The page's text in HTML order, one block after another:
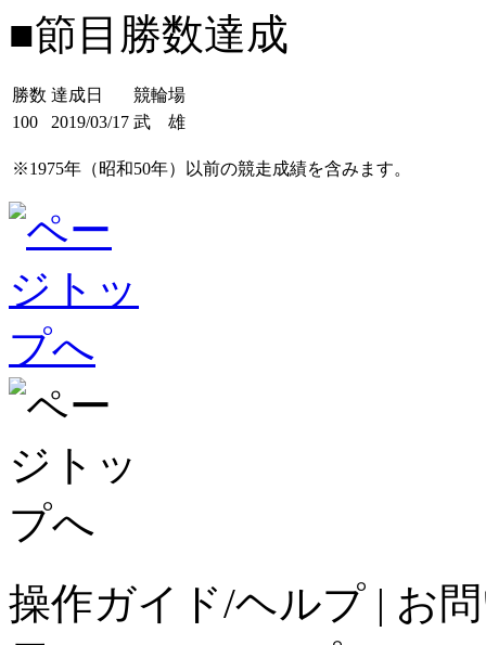
■節目勝数達成
勝数 達成日
競輪場
100
2019/03/17 武 雄
※1975年（昭和50年）以前の競走成績を含みます。
操作ガイド/ヘルプ | お